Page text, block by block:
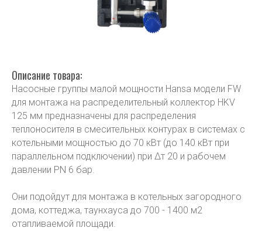
Описание товара:
Насосные группы малой мощности Hansa модели FW
для монтажа на распределительный коллектор HKV
125 мм предназначены для распределения
теплоносителя в смесительных контурах в системах с
котельными мощностью до 70 кВт (до 140 кВт при
параллельном подключении) при ∆т 20 и рабочем
давлении PN 6 бар.
Они подойдут для монтажа в котельных загородного
дома, коттеджа, таунхауса до 700 - 1400 м2
отапливаемой площади.